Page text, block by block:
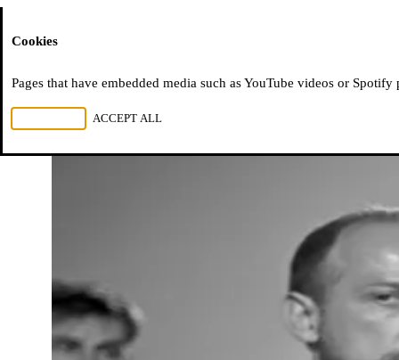
Cookies
Pages that have embedded media such as YouTube videos or
ACCEPT ALL